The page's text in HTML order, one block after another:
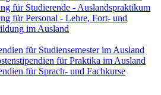
für Studierende - Auslandspraktikum
für Personal - Lehre, Fort- und
im Ausland
für Studiensemester im Ausland
für Praktika im Ausland
für Sprach- und Fachkurse